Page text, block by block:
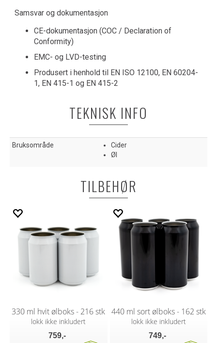
Samsvar og dokumentasjon
CE-dokumentasjon (COC / Declaration of
Conformity)
EMC- og LVD-testing
Produsert i henhold til EN ISO 12100, EN 60204-
1, EN 415-1 og EN 415-2
TEKNISK INFO
Bruksområde
Cider
Øl
TILBEHØR
330 ml hvit ølboks - 216 stk
lokk ikke inkludert
759,-
440 ml sort ølboks - 162 stk
lokk ikke inkludert
749,-